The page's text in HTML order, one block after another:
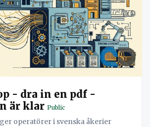
- dra in en pdf -
är klar Public
operatörer i svenska åkerier